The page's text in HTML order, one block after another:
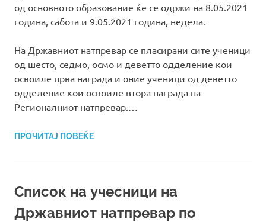
од основното образование ќе се одржи на 8.05.2021
година, сабота и 9.05.2021 година, недела.
На Државниот натпревар се пласирани сите ученици
од шесто, седмо, осмо и деветто одделение кои
освоиле прва награда и оние ученици од деветто
одделение кои освоиле втора награда на
Регионалниот натпревар.…
ПРОЧИТАЈ ПОВЕЌЕ
Список на учесници на
Државниот натпревар по